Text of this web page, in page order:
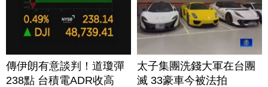
傳伊朗有意談判！道瓊彈
238點 台積電ADR收高
太子集團洗錢大軍在台團
滅 33豪車今被法拍